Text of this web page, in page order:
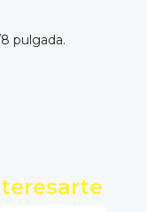
pulgada.